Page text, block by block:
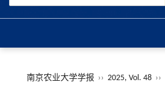
南京农业大学学报 ›› 2025, Vol. 48 ››